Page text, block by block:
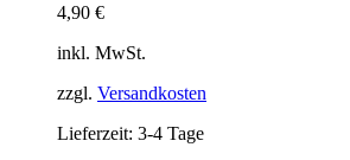
4,90 €
inkl. MwSt.
zzgl. Versandkosten
Lieferzeit: 3-4 Tage